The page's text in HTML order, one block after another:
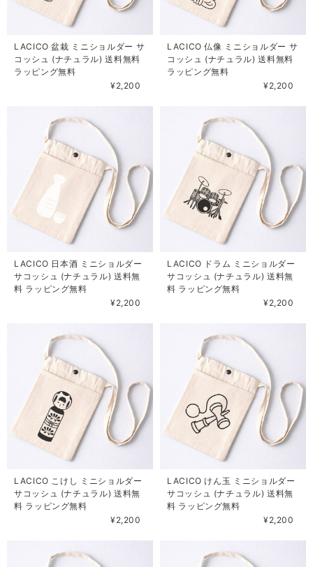
LACICO 盆栽 ミニショルダー サ
コッシュ (ナチュラル) 送料無料
ラッピング無料
¥2,200
LACICO 仏像 ミニショルダー サ
コッシュ (ナチュラル) 送料無料
ラッピング無料
¥2,200
LACICO 日本酒 ミニショルダー
サコッシュ (ナチュラル) 送料無
料 ラッピング無料
¥2,200
LACICO ドラム ミニショルダー
サコッシュ (ナチュラル) 送料無
料 ラッピング無料
¥2,200
LACICO こけし ミニショルダー
サコッシュ (ナチュラル) 送料無
料 ラッピング無料
¥2,200
LACICO けん玉 ミニショルダー
サコッシュ (ナチュラル) 送料無
料 ラッピング無料
¥2,200